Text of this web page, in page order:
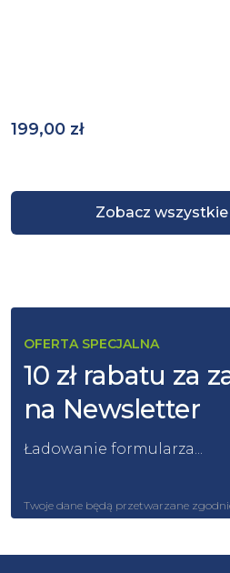
Zobacz
199,00 zł
OFERTA SPECJALNA
10 zł rabatu za
na Newsletter
Ładowanie formularza...
Twoje dane będą przetwarzane